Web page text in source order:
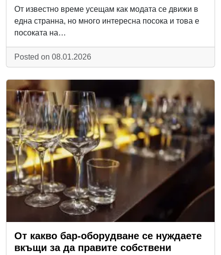
От известно време усещам как модата се движи в
една странна, но много интересна посока и това е
посоката на…
Posted on 08.01.2026
От какво бар-оборудване се нуждаете
вкъщи за да правите собствени